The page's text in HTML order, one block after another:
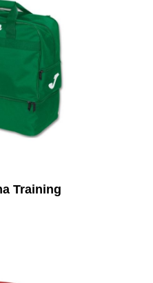
Training